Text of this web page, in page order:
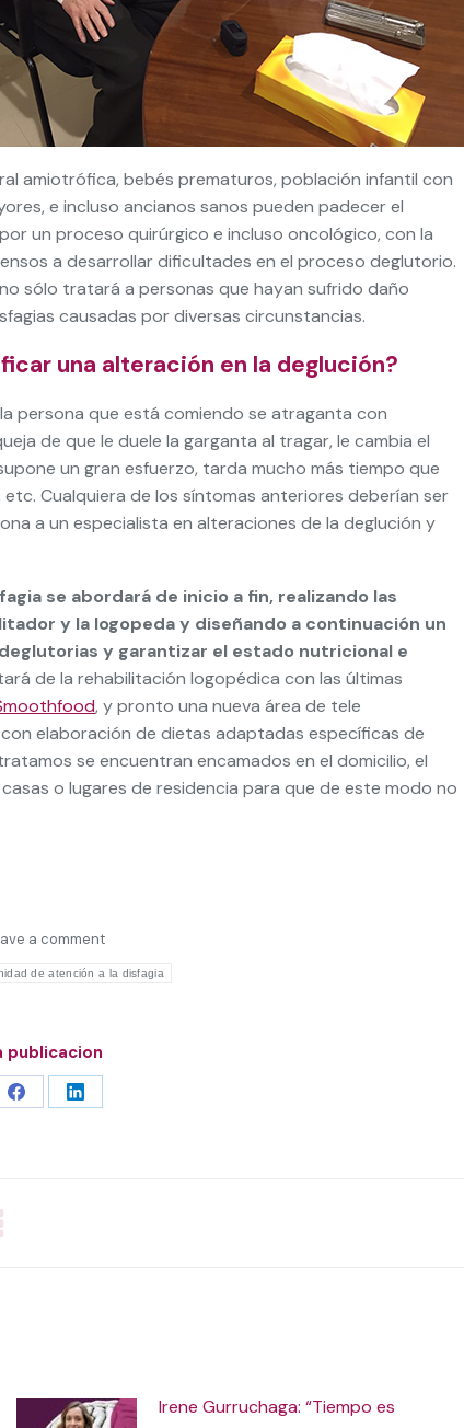
amiotrófica, bebés prematuros, población infantil con
e incluso ancianos sanos pueden padecer el
un proceso quirúrgico e incluso oncológico, con la
a desarrollar dificultades en el proceso deglutorio.
sólo tratará a personas que hayan sufrido daño
causadas por diversas circunstancias.
una alteración en la deglución?
persona que está comiendo se atraganta con
de que le duele la garganta al tragar, le cambia el
un gran esfuerzo, tarda mucho más tiempo que
Cualquiera de los síntomas anteriores deberían ser
a un especialista en alteraciones de la deglución y
se abordará de inicio a fin, realizando las
y la logopeda y diseñando a continuación un
y garantizar el estado nutricional e
de la rehabilitación logopédica con las últimas
, y pronto una nueva área de tele
elaboración de dietas adaptadas específicas de
se encuentran encamados en el domicilio, el
o lugares de residencia para que de este modo no
a comment
de atención a la disfagia
publicacion
Share Share
Irene Gurruchaga: “Tiempo es